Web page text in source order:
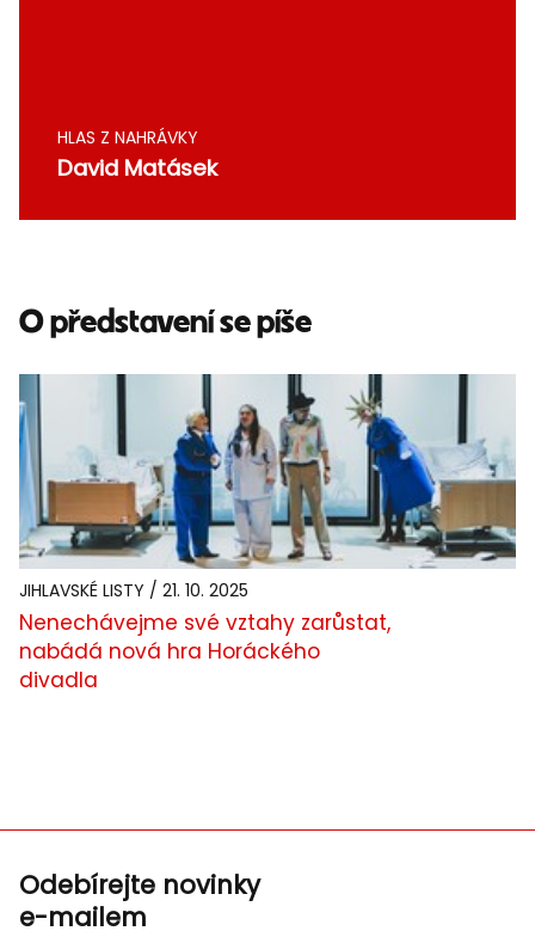
HLAS Z NAHRÁVKY
David Matásek
O představení se píše
JIHLAVSKÉ LISTY / 21. 10. 2025
Nenechávejme své vztahy zarůstat,
nabádá nová hra Horáckého
divadla
Odebírejte novinky
e-mailem